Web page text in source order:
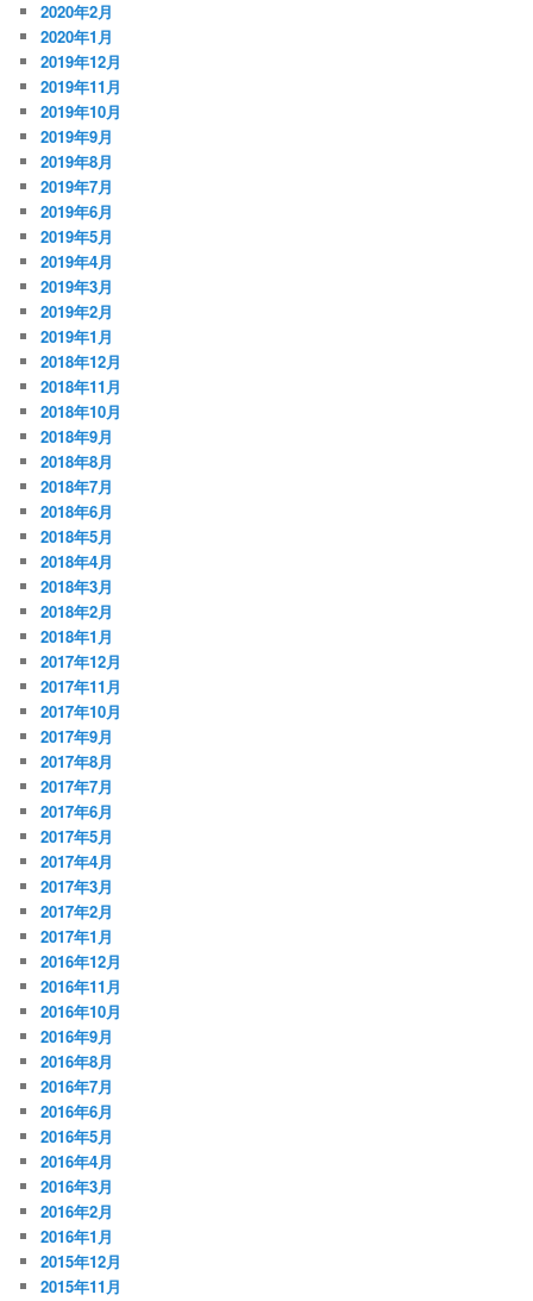
2020年2月
2020年1月
2019年12月
2019年11月
2019年10月
2019年9月
2019年8月
2019年7月
2019年6月
2019年5月
2019年4月
2019年3月
2019年2月
2019年1月
2018年12月
2018年11月
2018年10月
2018年9月
2018年8月
2018年7月
2018年6月
2018年5月
2018年4月
2018年3月
2018年2月
2018年1月
2017年12月
2017年11月
2017年10月
2017年9月
2017年8月
2017年7月
2017年6月
2017年5月
2017年4月
2017年3月
2017年2月
2017年1月
2016年12月
2016年11月
2016年10月
2016年9月
2016年8月
2016年7月
2016年6月
2016年5月
2016年4月
2016年3月
2016年2月
2016年1月
2015年12月
2015年11月